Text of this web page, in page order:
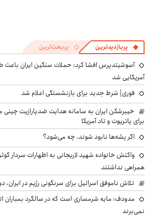
پربازدیدترین پربحث‌ترین
آمریکایی شد
فوری| شرط جدید برای بازنشستگی اعلام شد
خیبرشکن ایران به سامانه هدایت ضدپارازیت
برای پاتریوت و تاد آمریکا
اگر پشه‌ها نابود شوند، چه می‌شود؟
واکنش خانواده شهید لاریجانی به اظهارات سردار
همراهی نداشتند
تلاش ناموفق اسرائیل برای سرنگونی رژیم در ایران،
مدودف: مایه شرمساری است که در سالگرد بمباران
نمی‌برند